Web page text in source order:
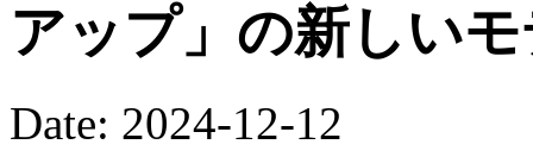
アップ」の新しい
Date: 2024-12-12